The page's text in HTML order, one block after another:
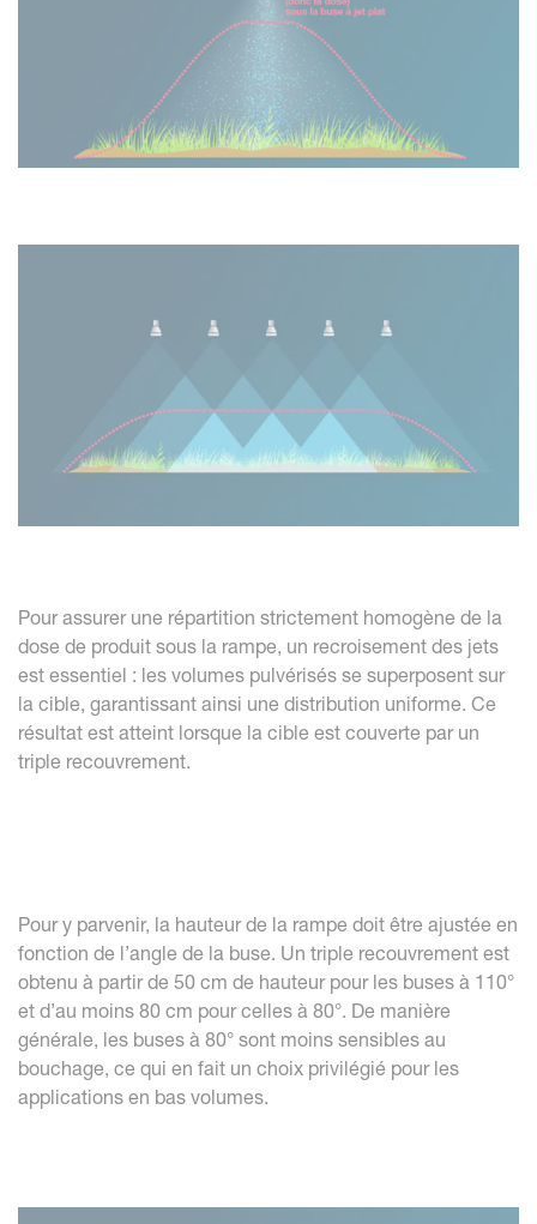
Pour assurer une répartition strictement homogène de la
dose de produit sous la rampe, un recroisement des jets
est essentiel : les volumes pulvérisés se superposent sur
la cible, garantissant ainsi une distribution uniforme. Ce
résultat est atteint lorsque la cible est couverte par un
triple recouvrement.
Pour y parvenir, la hauteur de la rampe doit être ajustée en
fonction de l’angle de la buse. Un triple recouvrement est
obtenu à partir de 50 cm de hauteur pour les buses à 110°
et d’au moins 80 cm pour celles à 80°. De manière
générale, les buses à 80° sont moins sensibles au
bouchage, ce qui en fait un choix privilégié pour les
applications en bas volumes.